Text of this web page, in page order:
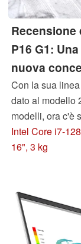
Recensione
P16 G1:
nuova
Con la sua
dato al modello
modelli, ora c'è
di Lenovo
G2 e P17 G2.
Intel Core i7-
16", 3 kg